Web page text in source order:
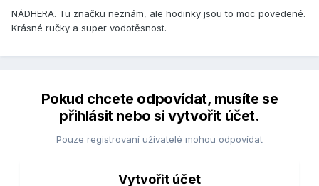
NÁDHERA. Tu značku neznám, ale hodinky jsou to moc povedené.
Krásné ručky a super vodotěsnost.
Pokud chcete odpovídat, musíte se
přihlásit nebo si vytvořit účet.
Pouze registrovaní uživatelé mohou odpovídat
Vytvořit účet